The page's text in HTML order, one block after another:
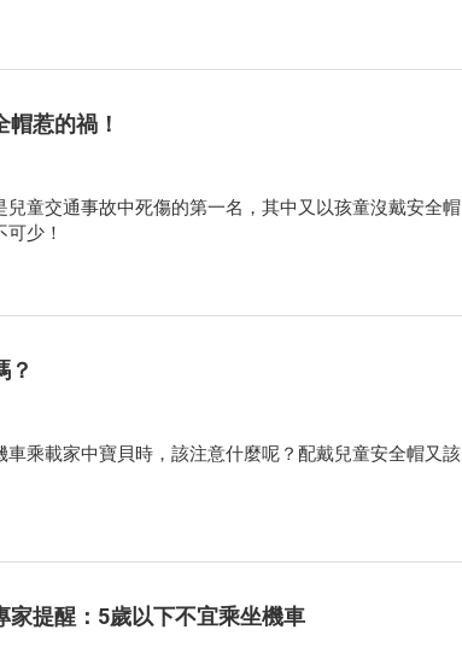
惹的禍！
童交通事故中死傷的第一名，其中又以孩童沒戴安全帽
少！
？
乘載家中寶貝時，該注意什麼呢？配戴兒童安全帽又該
提醒：5歲以下不宜乘坐機車